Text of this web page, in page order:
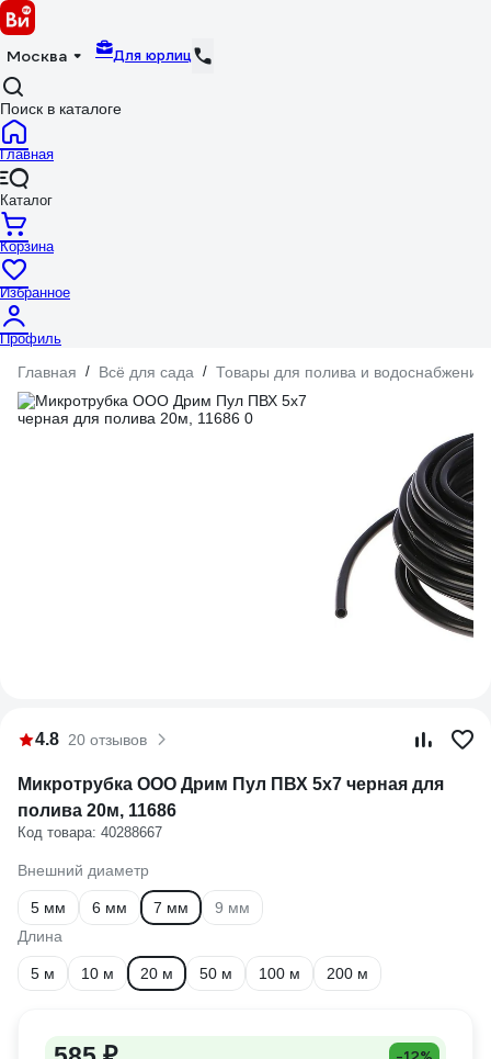
Москва Для юрлиц
Поиск в каталоге
Главная
Каталог
Корзина
Избранное
Профиль
Главная / Всё для сада / Товары для полива и водоснабжения
4.8 20 отзывов
Микротрубка ООО Дрим Пул ПВХ 5x7 черная для
полива 20м, 11686
Код товара: 40288667
Внешний диаметр
5 мм 6 мм 7 мм
9 мм
Длина
5 м 10 м 20 м 50 м 100 м 200 м